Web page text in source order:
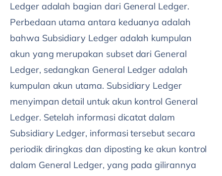
Ledger adalah bagian dari General Ledger.
Perbedaan utama antara keduanya adalah
bahwa Subsidiary Ledger adalah kumpulan
akun yang merupakan subset dari General
Ledger, sedangkan General Ledger adalah
kumpulan akun utama. Subsidiary Ledger
menyimpan detail untuk akun kontrol General
Ledger. Setelah informasi dicatat dalam
Subsidiary Ledger, informasi tersebut secara
periodik diringkas dan diposting ke akun kontrol
dalam General Ledger, yang pada gilirannya